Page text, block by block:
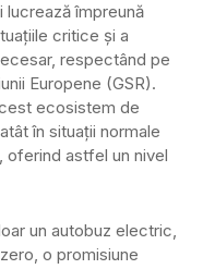
lucrează împreună
critice și a
respectând pe
Europene (GSR).
ecosistem de
în situații normale
oferind astfel un nivel
un autobuz electric,
o promisiune